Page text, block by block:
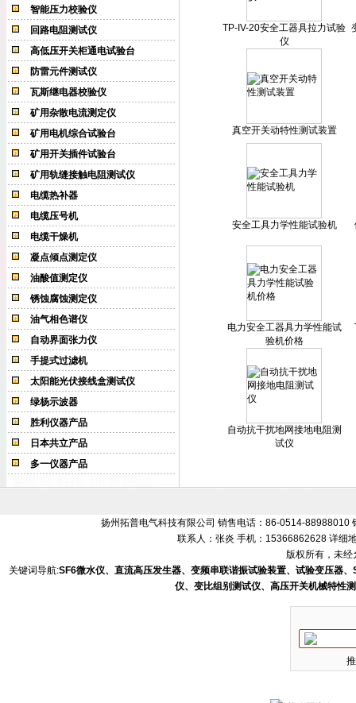
智能压力校验仪
回路电阻测试仪
高低压开关柜通电试验台
防雷元件测试仪
瓦斯继电器校验仪
矿用杂散电流测定仪
矿用电机综合试验台
矿用开关插件试验台
矿用轨缝接触电阻测试仪
电缆热补器
电缆压号机
电缆干燥机
凝点倾点测定仪
油酸值测定仪
锈蚀腐蚀测定仪
油气相色谱仪
自动界面张力仪
手提式过滤机
太阳能光伏接线盒测试仪
绿杨示波器
胜利仪器产品
日本共立产品
多一仪器产品
TP-IV-20安全工器具拉力试验
仪
真空开关动特性测试装置
安全工具力学性能试验机
电力安全工器具力学性能试
验机价格
自动抗干扰地网接地电阻测
试仪
扬州拓普电气科技有限公司 销售电话：86-0514-88988010
联系人：张炎 手机：15366862628 详细
版权所有，未
关键词导航:SF6微水仪、直流高压发生器、变频串联谐振试验装置、试验变压器
仪、变比组别测试仪、高压开关机械特性